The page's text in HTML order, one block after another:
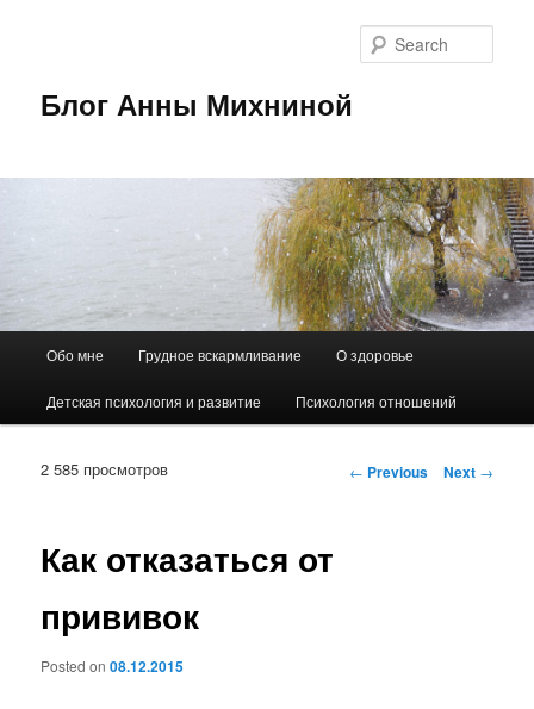
Блог Анны Михниной
Skip
to
primary
Обо мне Грудное вскармливание О здоровье
Детская психология и развитие Психология отношений
2 585 просмотров
Post
← Previous Next →
Как отказаться от
прививок
Posted on08.12.2015